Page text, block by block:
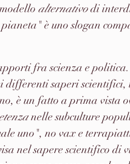
alternativo di
è uno slogan
fra scienza e
differenti saperi
è un fatto a prima vista
nelle subculture
uno", no vax e
nel sapere scientifico di